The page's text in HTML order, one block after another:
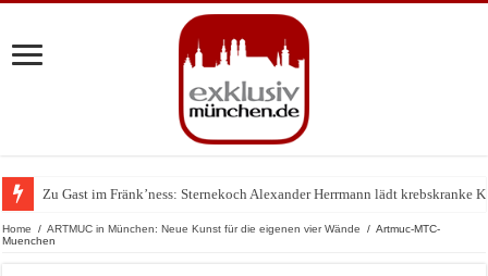
Zu Gast im Fränk’ness: Sternekoch Alexander Herrmann lädt krebskranke
Warum München gerade zum Treffpunkt der Lingerie-Branche wurde
Home / ARTMUC in München: Neue Kunst für die eigenen vier Wände / Artmuc-MTC-
Muenchen